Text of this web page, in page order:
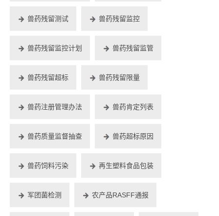
兽药残留测试 兽药残留监控
兽药残留监控计划 兽药残留监管
兽药残留超标 兽药残留限量
兽药注册管理办法 兽药肯定列表
兽药质量监督抽查 兽药超标原因
兽药饲料污染 再生塑料食品包装
军团菌检测 农产品RASFF通报